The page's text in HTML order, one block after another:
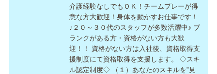
介護経験なしでもＯＫ！チームプレーが得
意な方大歓迎！身体を動かすお仕事です！
♪２０～３０代のスタッフが多数活躍中♪ ブ
ランクがある方・資格がない方も大歓
迎！！ 資格がない方は入社後、資格取得支
援制度にて資格取得を支援します。 ◇スキ
ル認定制度◇ （１）あなたのスキルを”見